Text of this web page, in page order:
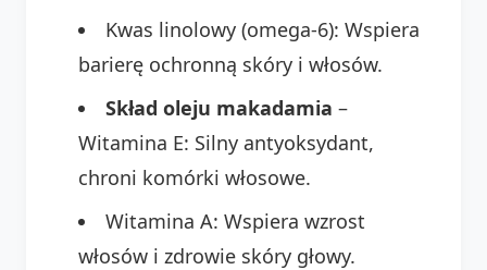
Kwas linolowy (omega-6): Wspiera
barierę ochronną skóry i włosów.
Skład oleju makadamia –
Witamina E: Silny antyoksydant,
chroni komórki włosowe.
Witamina A: Wspiera wzrost
włosów i zdrowie skóry głowy.